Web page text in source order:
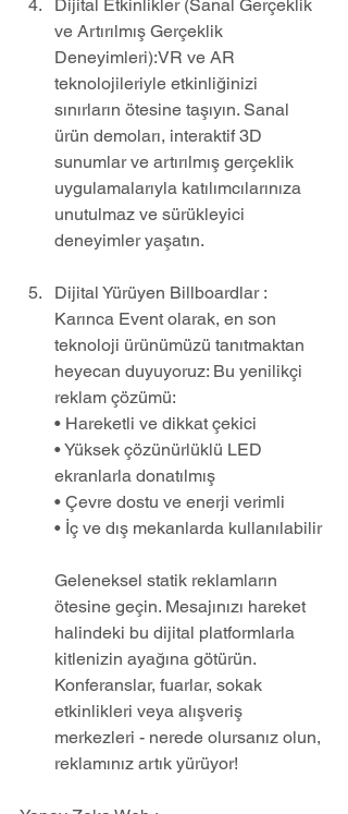
Dijital Etkinlikler (Sanal Gerçeklik
ve Artırılmış Gerçeklik
Deneyimleri):VR ve AR
teknolojileriyle etkinliğinizi
sınırların ötesine taşıyın. Sanal
ürün demoları, interaktif 3D
sunumlar ve artırılmış gerçeklik
uygulamalarıyla katılımcılarınıza
unutulmaz ve sürükleyici
deneyimler yaşatın.
Dijital Yürüyen Billboardlar :
Karınca Event olarak, en son
teknoloji ürünümüzü tanıtmaktan
heyecan duyuyoruz: Bu yenilikçi
reklam çözümü:
• Hareketli ve dikkat çekici
• Yüksek çözünürlüklü LED
ekranlarla donatılmış
• Çevre dostu ve enerji verimli
• İç ve dış mekanlarda kullanılabilir
Geleneksel statik reklamların
ötesine geçin. Mesajınızı hareket
halindeki bu dijital platformlarla
kitlenizin ayağına götürün.
Konferanslar, fuarlar, sokak
etkinlikleri veya alışveriş
merkezleri - nerede olursanız olun,
reklamınız artık yürüyor!